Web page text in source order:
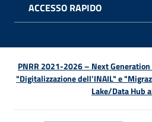
ACCESSO RAPIDO
PNRR 2021-2026 – Next
"Digitalizzazione dell’INAIL" e
Lake/Data Hub